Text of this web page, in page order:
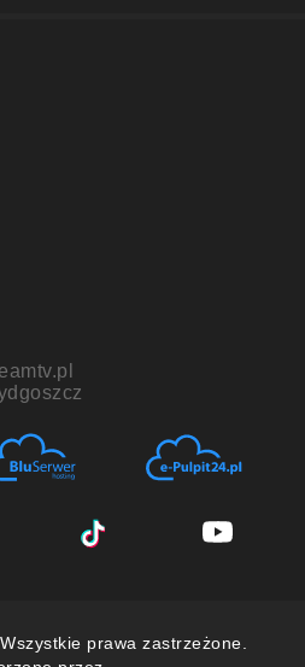
prawa zastrzeżone.